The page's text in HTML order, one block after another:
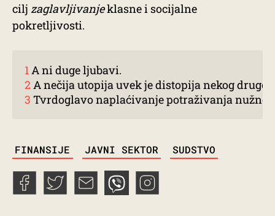
cilj zaglavljivanjeklasne i socijalne
pokretljivosti.
1
2
3 Tvrdoglavo naplaćivanje potraživanja nužno
FINANSIJE JAVNI SEKTOR SUDSTVO